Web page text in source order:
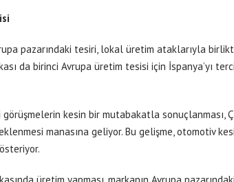
pazarındaki tesiri, lokal üretim ataklarıyla
da birinci Avrupa üretim tesisi için İspanya’yı
görüşmelerin kesin bir mutabakatla sonuçlanması,
manasına geliyor. Bu gelişme, otomotiv